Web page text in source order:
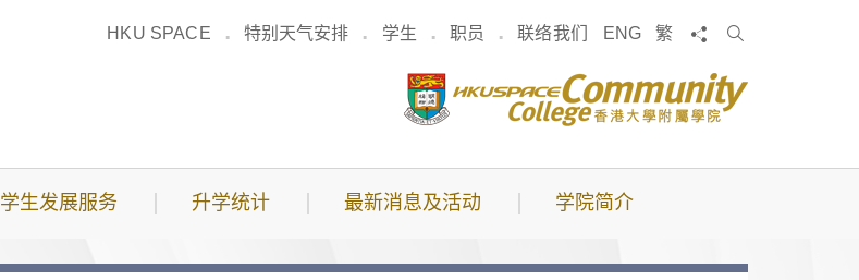
HKU SPACE 特别天气安排 学生 职员 联络我们 ENG 繁 分享
搜
学生发展服务 升学统计 最新消息及活动 学院简介